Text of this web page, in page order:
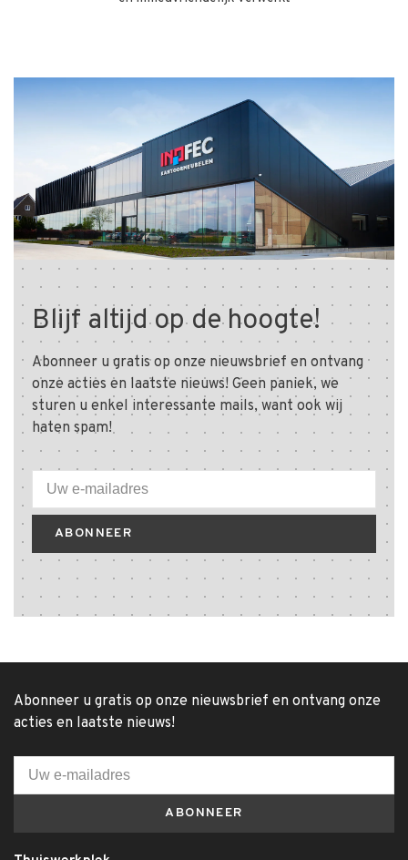
Blijf altijd op de hoogte!
Abonneer u gratis op onze nieuwsbrief en ontvang
onze acties en laatste nieuws! Geen paniek, we
sturen u enkel interessante mails, want ook wij
haten spam!
ABONNEER
Abonneer u gratis op onze nieuwsbrief en ontvang onze
acties en laatste nieuws!
ABONNEER